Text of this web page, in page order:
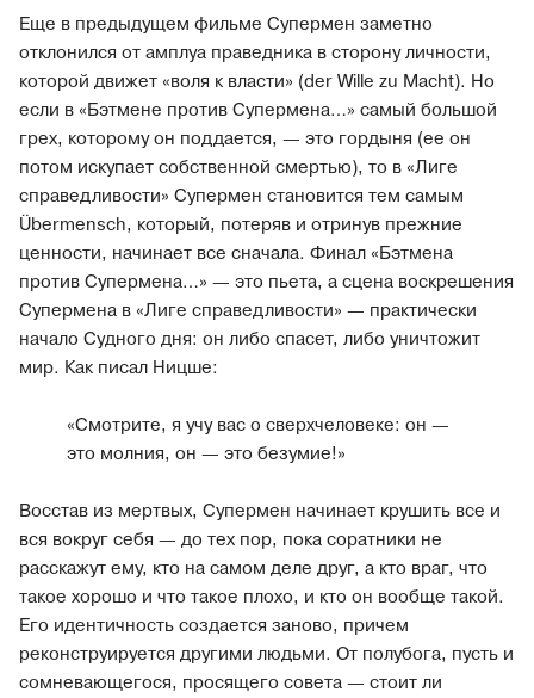
Еще в предыдущем фильме Супермен заметно
отклонился от амплуа праведника в сторону личности,
которой движет «воля к власти» (der Wille zu Macht). Но
если в «Бэтмене против Супермена…» самый большой
грех, которому он поддается, — это гордыня (ее он
потом искупает собственной смертью), то в «Лиге
справедливости» Супермен становится тем самым
Übermensch, который, потеряв и отринув прежние
ценности, начинает все сначала. Финал «Бэтмена
против Супермена…» — это пьета, а сцена воскрешения
Супермена в «Лиге справедливости» — практически
начало Судного дня: он либо спасет, либо уничтожит
мир. Как писал Ницше:
«Смотрите, я учу вас о сверхчеловеке: он —
это молния, он — это безумие!»
Восстав из мертвых, Супермен начинает крушить все и
вся вокруг себя — до тех пор, пока соратники не
расскажут ему, кто на самом деле друг, а кто враг, что
такое хорошо и что такое плохо, и кто он вообще такой.
Его идентичность создается заново, причем
реконструируется другими людьми. От полубога, пусть и
сомневающегося, просящего совета — стоит ли